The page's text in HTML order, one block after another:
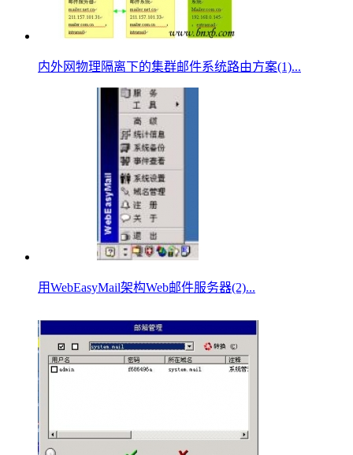
内外网物理隔离下的集群邮件系统路由方案(1)...
用WebEasyMail架构Web邮件服务器(2)...